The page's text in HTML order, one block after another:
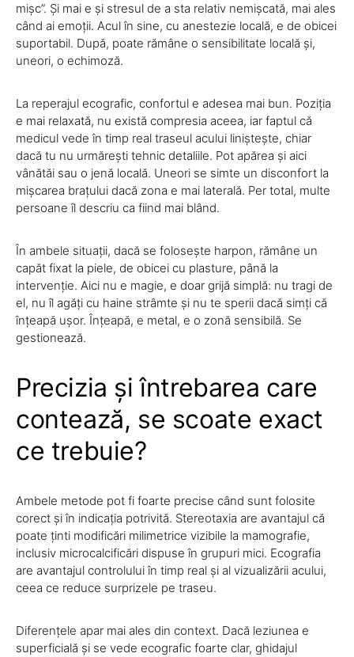
mișc”. Și mai e și stresul de a sta relativ nemișcată, mai ales
când ai emoții. Acul în sine, cu anestezie locală, e de obicei
suportabil. După, poate rămâne o sensibilitate locală și,
uneori, o echimoză.
La reperajul ecografic, confortul e adesea mai bun. Poziția
e mai relaxată, nu există compresia aceea, iar faptul că
medicul vede în timp real traseul acului liniștește, chiar
dacă tu nu urmărești tehnic detaliile. Pot apărea și aici
vânătăi sau o jenă locală. Uneori se simte un disconfort la
mișcarea brațului dacă zona e mai laterală. Per total, multe
persoane îl descriu ca fiind mai blând.
În ambele situații, dacă se folosește harpon, rămâne un
capăt fixat la piele, de obicei cu plasture, până la
intervenție. Aici nu e magie, e doar grijă simplă: nu tragi de
el, nu îl agăți cu haine strâmte și nu te sperii dacă simți că
înțeapă ușor. Înțeapă, e metal, e o zonă sensibilă. Se
gestionează.
Precizia și întrebarea care
contează, se scoate exact
ce trebuie?
Ambele metode pot fi foarte precise când sunt folosite
corect și în indicația potrivită. Stereotaxia are avantajul că
poate ținti modificări milimetrice vizibile la mamografie,
inclusiv microcalcificări dispuse în grupuri mici. Ecografia
are avantajul controlului în timp real și al vizualizării acului,
ceea ce reduce surprizele pe traseu.
Diferențele apar mai ales din context. Dacă leziunea e
superficială și se vede ecografic foarte clar, ghidajul